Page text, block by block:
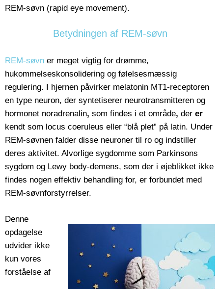
REM-søvn (rapid eye movement).
Betydningen af REM-søvn
REM-søvn er meget vigtig for drømme,
hukommelseskonsolidering og følelsesmæssig
regulering. I hjernen påvirker melatonin MT1-receptoren
en type neuron, der syntetiserer neurotransmitteren og
hormonet noradrenalin, som findes i et område, der er
kendt som locus coeruleus eller “blå plet” på latin. Under
REM-søvnen falder disse neuroner til ro og indstiller
deres aktivitet. Alvorlige sygdomme som Parkinsons
sygdom og Lewy body-demens, som der i øjeblikket ikke
findes nogen effektiv behandling for, er forbundet med
REM-søvnforstyrrelser.
Denne
opdagelse
udvider ikke
kun vores
forståelse af